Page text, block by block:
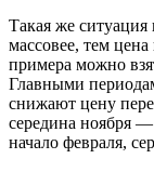
Такая же
массовее, тем
примера можно
Главными
снижают цену
середина ноября
начало февраля,